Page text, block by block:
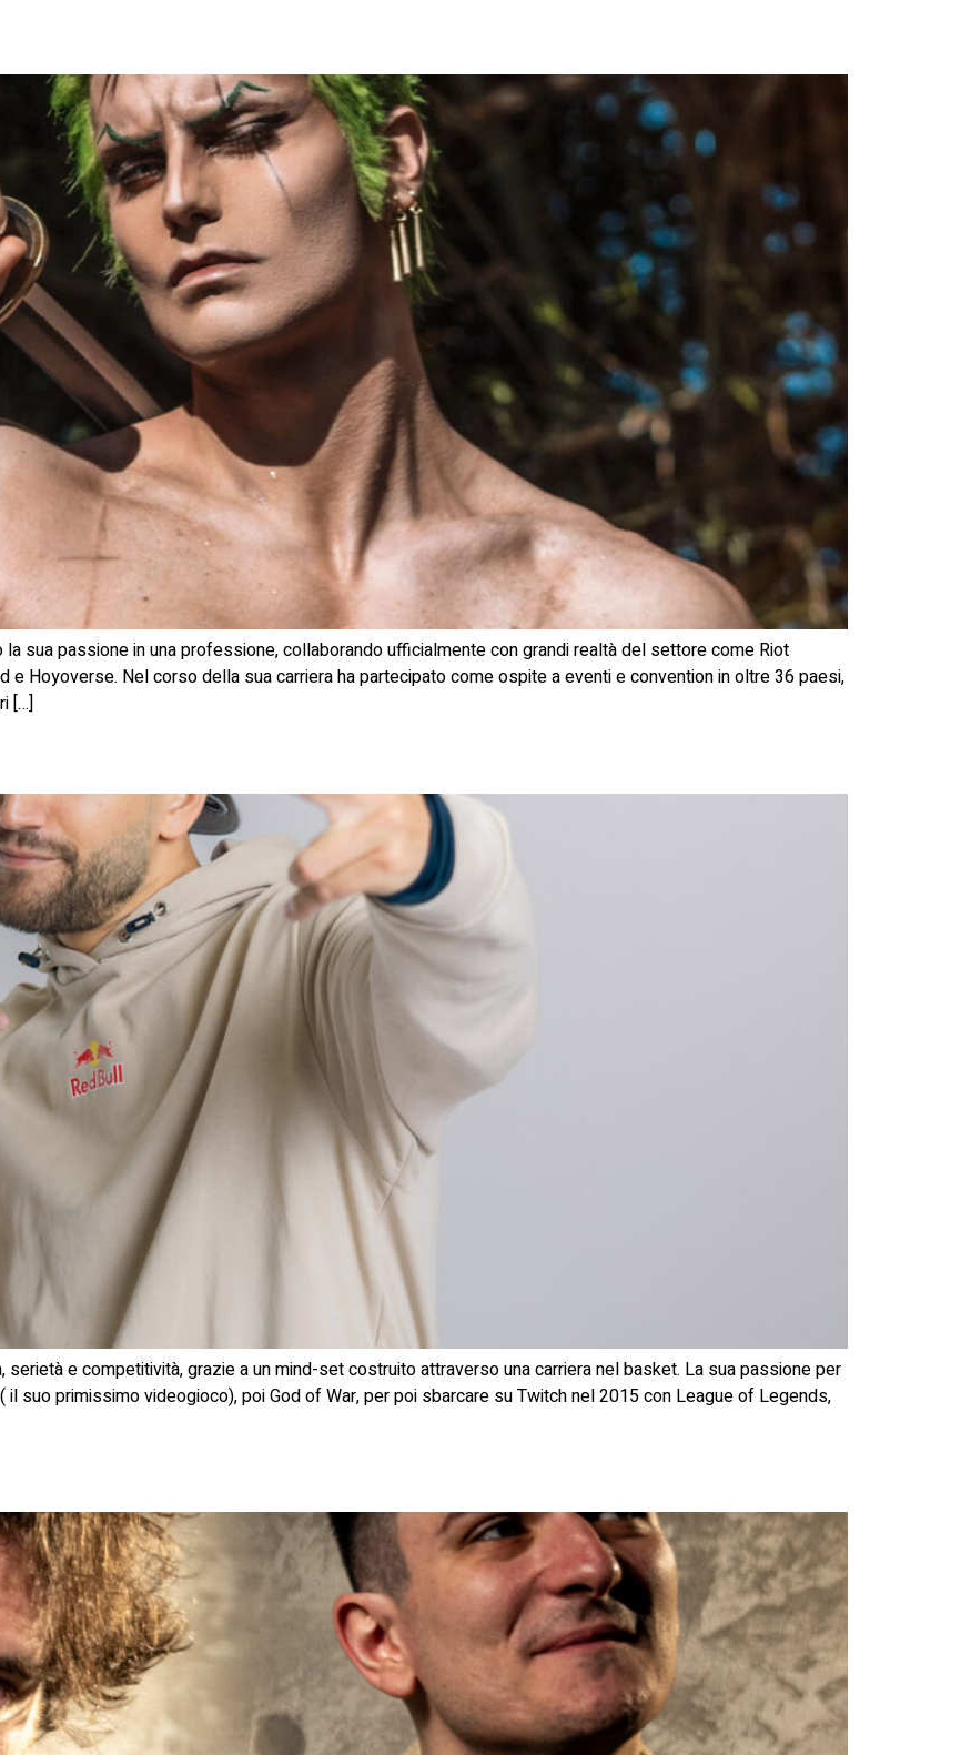
sua passione in una professione, collaborando ufficialmente con grandi realtà del settore come Riot
e Hoyoverse. Nel corso della sua carriera ha partecipato come ospite a eventi e convention in oltre 36 paesi,
[…]
e competitività, grazie a un mind-set costruito attraverso una carriera nel basket. La sua passione per
il suo primissimo videogioco), poi God of War, per poi sbarcare su Twitch nel 2015 con League of Legends,